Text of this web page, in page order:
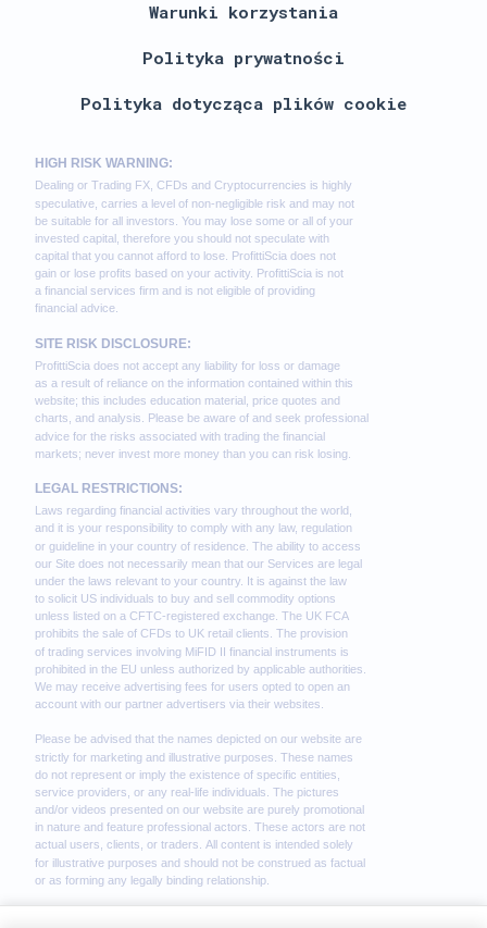
Warunki korzystania
Polityka prywatności
Polityka dotycząca plików cookie